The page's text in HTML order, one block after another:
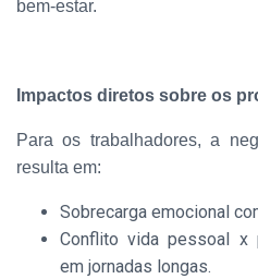
bem-estar.
Impactos diretos sobre os
Para os trabalhadores, a
resulta em:
Sobrecarga emocional
Conflito vida pessoal x
em jornadas longas.